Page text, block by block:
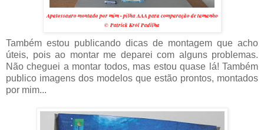
Apatossauro montado por mim - pilha AAA para comparação de tamanho
© Patrick Król Padilha
Também estou publicando dicas de montagem que acho
úteis, pois ao montar me deparei com alguns problemas.
Não cheguei a montar todos, mas estou quase lá! Também
publico imagens dos modelos que estão prontos, montados
por mim...